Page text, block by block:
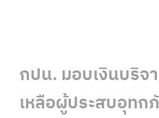
กปน. มอบเงินบริจ
เหลือผู้ประสบอุทก